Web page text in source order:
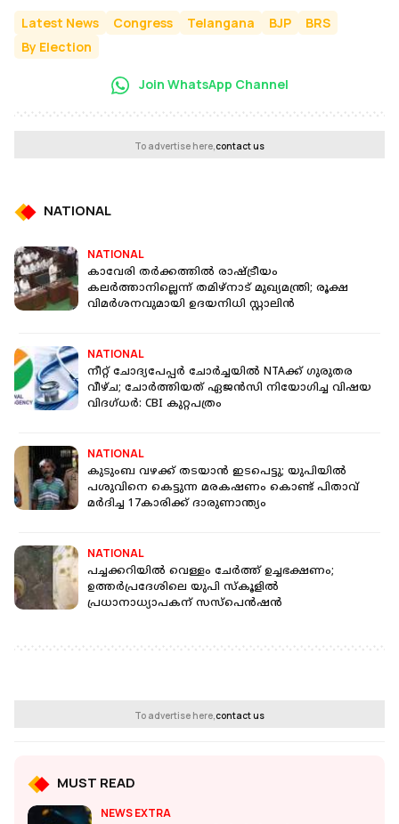
Latest News Congress Telangana BJP
BRS
By Election
Join WhatsApp Channel
To advertise here,contact us
NATIONAL
NATIONAL
കാവേരി തർക്കത്തിൽ രാഷ്ട്രീയം
കലർത്താനില്ലെന്ന് തമിഴ്‌നാട് മുഖ്യമന്ത്രി; രൂക്ഷ
വിമർശനവുമായി ഉദയനിധി സ്റ്റാലിൻ
NATIONAL
നീറ്റ് ചോദ്യപേപ്പർ ചോർച്ചയിൽ NTAക്ക് ഗുരുതര
വീഴ്ച; ചോർത്തിയത് ഏജൻസി നിയോഗിച്ച വിഷയ
വിദഗ്ധർ: CBI കുറ്റപത്രം
NATIONAL
കുടുംബ വഴക്ക് തടയാന്‍ ഇടപെട്ടു; യുപിയിൽ
പശുവിനെ കെട്ടുന്ന മരകഷണം കൊണ്ട് പിതാവ്
മർദിച്ച 17കാരിക്ക് ദാരുണാന്ത്യം
NATIONAL
പച്ചക്കറിയില്‍ വെള്ളം ചേര്‍ത്ത് ഉച്ചഭക്ഷണം;
ഉത്തര്‍പ്രദേശിലെ യുപി സ്‌കൂളില്‍
പ്രധാനാധ്യാപകന് സസ്‌പെന്‍ഷന്‍
To advertise here,contact us
MUST READ
NEWS EXTRA